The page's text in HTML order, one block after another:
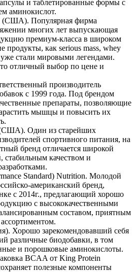
и таблетированные формы с
аминокислот.
(США). Популярная фирма
многих лет выпускающая
премиум-класса в широком
продукты, как serious mass, whey
уже стали мировыми легендами.
отличный выбор по цене и
производитель
с 1999 года. Под брендом
препараты, позволяющие
мышцы и повысить их
Один из старейших
спортивного питания, на
бренд отличается широкой
стабильным качеством и
Standard) Nutrition. Молодой
американский бренд,
с 2014г., предлагающий хорошо
с высококачественными
составом, приятным
Хорошо зарекомендовавший себя
различные биодобавки, в том
и порошковые аминокислоты.
BCAA от King Protein
полезные компоненты